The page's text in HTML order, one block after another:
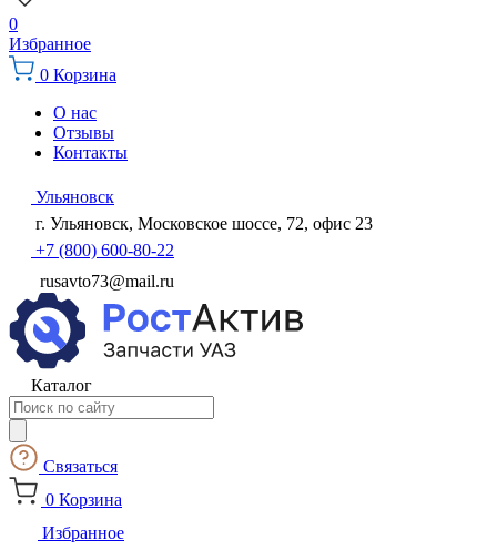
0
Избранное
0 Корзина
О нас
Отзывы
Контакты
Ульяновск
г. Ульяновск, Московское шоссе, 72, офис 23
+7 (800) 600-80-22
rusavto73@mail.ru
Каталог
Поиск
товаров
Связаться
0 Корзина
Избранное